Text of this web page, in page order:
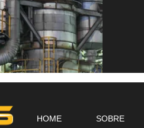
HOME SOBRE